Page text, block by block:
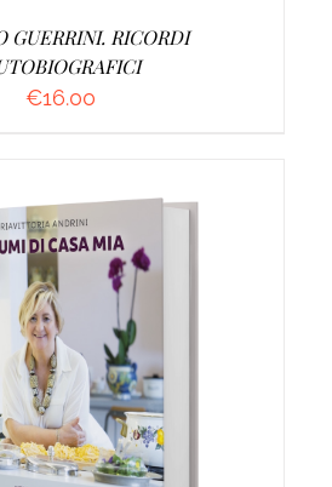
GUERRINI. RICORDI
€16.00
CARRELLO / DETTAGLI